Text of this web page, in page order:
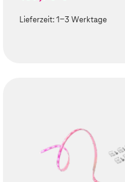
Lieferzeit:1-3 Werktage